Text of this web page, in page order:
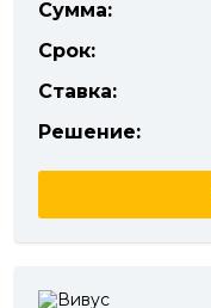
Сумма:
Срок:
Ставка:
Решение: